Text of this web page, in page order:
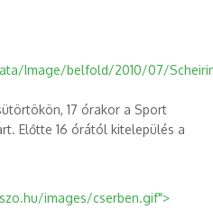
Image/belfold/2010/07/
17 órakor a Sport
Előtte 16 órától kitelepülés a
images/cserben.gif">